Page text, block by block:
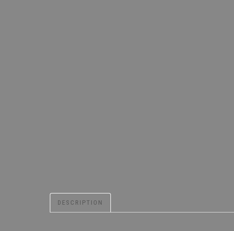
DESCRIPTION